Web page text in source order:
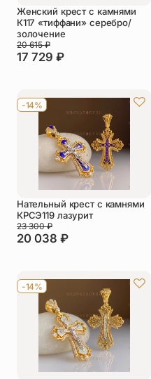
Женский крест с камнями
К117 «тиффани» серебро/
золочение
17 729 ₽
20 615₽
-14%
Нательный крест с камнями
КРСЭ119 лазурит
20 038 ₽
23 300₽
-14%